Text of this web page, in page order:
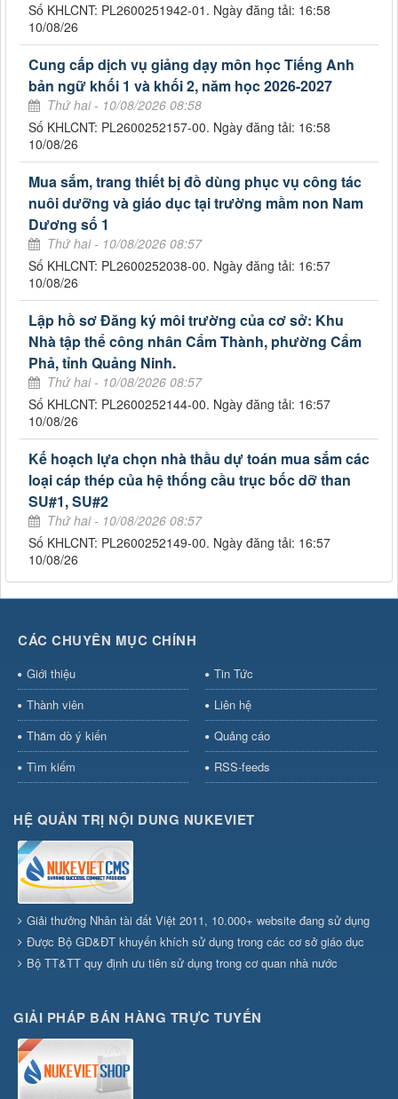
Số KHLCNT: PL2600251942-01. Ngày đăng tải: 16:58
10/08/26
Cung cấp dịch vụ giảng dạy môn học Tiếng Anh
bản ngữ khối 1 và khối 2, năm học 2026-2027
Thứ hai - 10/08/2026 08:58
Số KHLCNT: PL2600252157-00. Ngày đăng tải: 16:58
10/08/26
Mua sắm, trang thiết bị đồ dùng phục vụ công tác
nuôi dưỡng và giáo dục tại trường mầm non Nam
Dương số 1
Thứ hai - 10/08/2026 08:57
Số KHLCNT: PL2600252038-00. Ngày đăng tải: 16:57
10/08/26
Lập hồ sơ Đăng ký môi trường của cơ sở: Khu
Nhà tập thể công nhân Cẩm Thành, phường Cẩm
Phả, tỉnh Quảng Ninh.
Thứ hai - 10/08/2026 08:57
Số KHLCNT: PL2600252144-00. Ngày đăng tải: 16:57
10/08/26
Kế hoạch lựa chọn nhà thầu dự toán mua sắm các
loại cáp thép của hệ thống cầu trục bốc dỡ than
SU#1, SU#2
Thứ hai - 10/08/2026 08:57
Số KHLCNT: PL2600252149-00. Ngày đăng tải: 16:57
10/08/26
CÁC CHUYÊN MỤC CHÍNH
Giới thiệu
Tin Tức
Thành viên
Liên hệ
Thăm dò ý kiến
Quảng cáo
Tìm kiếm
RSS-feeds
HỆ QUẢN TRỊ NỘI DUNG NUKEVIET
Giải thưởng Nhân tài đất Việt 2011, 10.000+ website đang sử dụng
Được Bộ GD&ĐT khuyến khích sử dụng trong các cơ sở giáo dục
Bộ TT&TT quy định ưu tiên sử dụng trong cơ quan nhà nước
GIẢI PHÁP BÁN HÀNG TRỰC TUYẾN